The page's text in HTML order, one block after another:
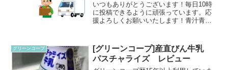
いつもありがとうございます！毎日10時
に投稿できるように頑張っています。応
援よろしくお願いいたします！青汁青汁
んでいます。みーこ毎日青汁1包入れて飲
んでい...
グリーンコープ
[グリーンコープ]産直びん牛乳
パスチャライズ レビュー